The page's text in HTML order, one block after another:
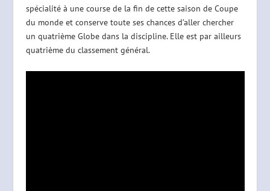
spécialité à une course de la fin de cette saison de Coupe
du monde et conserve toute ses chances d’aller chercher
un quatrième Globe dans la discipline. Elle est par ailleurs
quatrième du classement général.